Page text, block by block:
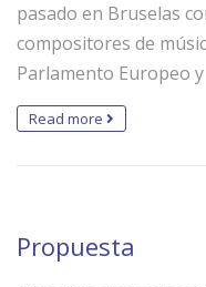
pasado en Bruselas
compositores de
Parlamento Europeo
Read more
Propuesta